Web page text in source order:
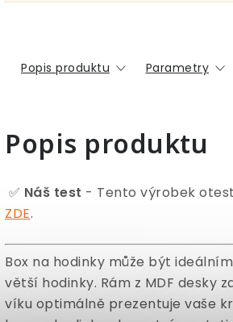
Popis produktu Parametry
Popis produktu
✅ Náš test - Tento výrobek
ZDE.
Box na hodinky může být
větší hodinky. Rám z MDF desky
víku optimálně prezentuje vaše